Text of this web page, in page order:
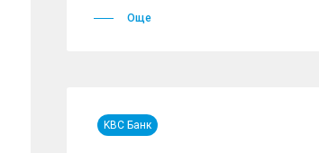
Още
KBC Банк